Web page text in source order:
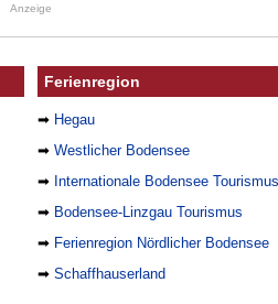
Anzeige
Ferienregion
➡ Hegau
➡ Westlicher Bodensee
➡ Internationale Bodensee Tourismus
➡ Bodensee-Linzgau Tourismus
➡ Ferienregion Nördlicher Bodensee
➡ Schaffhauserland